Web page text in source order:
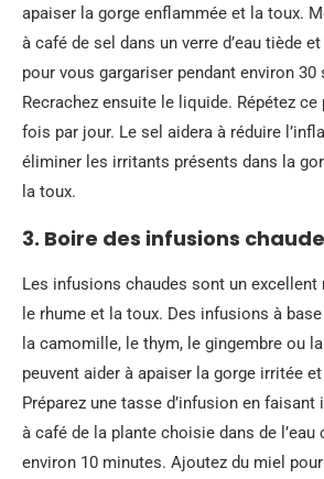
apaiser la gorge enflammée et la toux.
à café de sel dans un verre d’eau tiède
pour vous gargariser pendant environ 30
Recrachez ensuite le liquide. Répétez
fois par jour. Le sel aidera à réduire
éliminer les irritants présents dans la
la toux.
3. Boire des infusions
Les infusions chaudes sont un excellent
le rhume et la toux. Des infusions à
la camomille, le thym, le gingembre ou
peuvent aider à apaiser la gorge irritée
Préparez une tasse d’infusion en
à café de la plante choisie dans de l’eau
environ 10 minutes. Ajoutez du miel